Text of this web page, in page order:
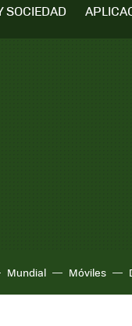
SOCIEDAD
Mundial Móviles